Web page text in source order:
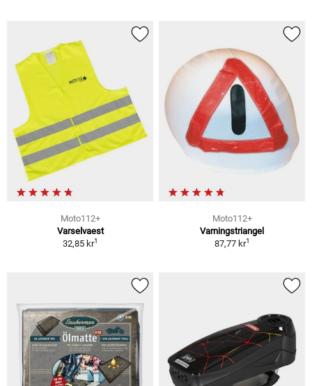
Moto112+
Varselvaest
32,85 kr1
Moto112+
Varningstriangel
87,77 kr1